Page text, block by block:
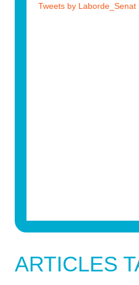
ARTICLES
Tweets by Laborde_Senat